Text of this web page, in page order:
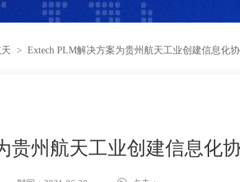
> Extech PLM解决方案为贵州航天工业创建信息化
贵州航天工业创建信息化